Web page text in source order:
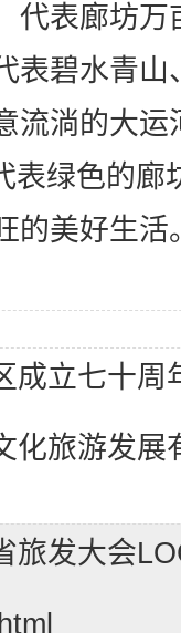
代表廊坊
表碧水青
流淌的大
表绿色的
的美好生活
成立七十周
化旅游发展
旅发大会